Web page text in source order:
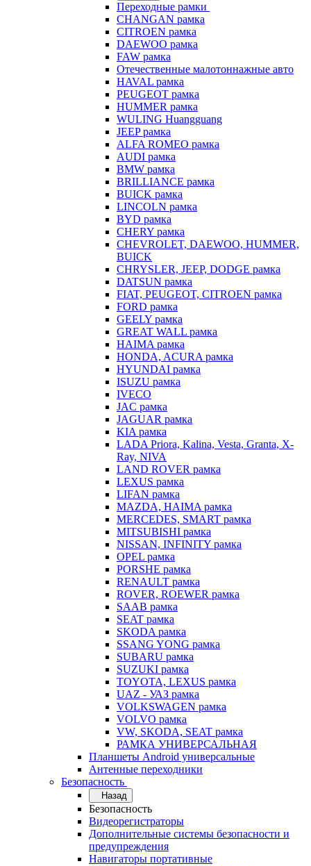
Переходные рамки
CHANGAN рамка
CITROEN рамка
DAEWOO рамка
FAW рамка
Отечественные малотоннажные авто
HAVAL рамка
PEUGEOT рамка
HUMMER рамка
WULING Huangguang
JEEP рамка
ALFA ROMEO рамка
AUDI рамка
BMW рамка
BRILLIANCE рамка
BUICK рамка
LINCOLN рамка
BYD рамка
CHERY рамка
CHEVROLET, DAEWOO, HUMMER,
BUICK
CHRYSLER, JEEP, DODGE рамка
DATSUN рамка
FIAT, PEUGEOT, CITROEN рамка
FORD рамка
GEELY рамка
GREAT WALL рамка
HAIMA рамка
HONDA, ACURA рамка
HYUNDAI рамка
ISUZU рамка
IVECO
JAC рамка
JAGUAR рамка
KIA рамка
LADA Priora, Kalina, Vesta, Granta, X-
Ray, NIVA
LAND ROVER рамка
LEXUS рамка
LIFAN рамка
MAZDA, HAIMA рамка
MERCEDES, SMART рамка
MITSUBISHI рамка
NISSAN, INFINITY рамка
OPEL рамка
PORSHE рамка
RENAULT рамка
ROVER, ROEWER рамка
SAAB рамка
SEAT рамка
SKODA рамка
SSANG YONG рамка
SUBARU рамка
SUZUKI рамка
TOYOTA, LEXUS рамка
UAZ - УАЗ рамка
VOLKSWAGEN рамка
VOLVO рамка
VW, SKODA, SEAT рамка
РАМКА УНИВЕРСАЛЬНАЯ
Планшеты Android универсальные
Антенные переходники
Безопасность
Назад
Безопасность
Видеорегистраторы
Дополнительные системы безопасности и
предупреждения
Навигаторы портативные